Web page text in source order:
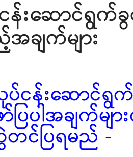
န်းဆောင်ရွက်
ချက်များ
ပ်ငန်းဆောင်
ပြပါအချက်
င်ပြရမည် -